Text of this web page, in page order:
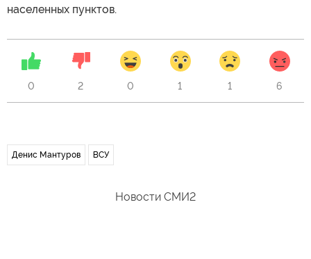
населенных пунктов.
0 2 0 1 1 6
Денис Мантуров ВСУ
Новости СМИ2